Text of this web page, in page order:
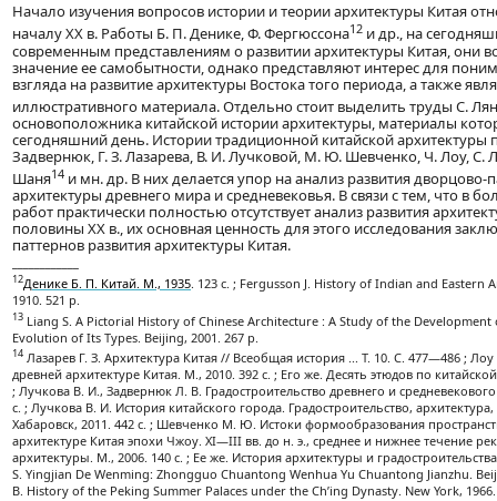
Начало изучения вопросов истории и теории архитектуры Китая
началу XX в. Работы Б. П. Денике, Ф. Фергюссона12 и др., на
современным представлениям о развитии архитектуры Китая,
значение ее самобытности, однако представляют интерес для
взгляда на развитие архитектуры Востока того периода, а также
иллюстративного материала. Отдельно стоит выделить труды С.
основоположника китайской истории архитектуры, материалы
сегодняшний день. Истории традиционной китайской
Задвернюк, Г. З. Лазарева, В. И. Лучковой, М. Ю. Шевченко, Ч. Лоу, С.
Шаня14 и мн. др. В них делается упор на анализ развития дворцово-
архитектуры древнего мира и средневековья. В связи с тем, что в
работ практически полностью отсутствует анализ развития
половины XX в., их основная ценность для этого исследования
паттернов развития архитектуры Китая.
12Денике Б. П. Китай. М., 1935 . 123 с. ; Fergusson J. History of Indian and Eastern
1910. 521 p.
13 Liang S. A Pictorial History of Chinese Architecture : A Study of the
Evolution of Its Types. Beijing, 2001. 267 p.
14 Лазарев Г. З. Архитектура Китая // Всеобщая история ... Т. 10. С. 477—486 ;
древней архитектуре Китая. М., 2010. 392 с. ; Его же. Десять этюдов по
; Лучкова В. И., Задвернюк Л. В. Градостроительство древнего и
с. ; Лучкова В. И. История китайского города. Градостроительство,
Хабаровск, 2011. 442 с. ; Шевченко М. Ю. Истоки формообразования
архитектуре Китая эпохи Чжоу. XI—III вв. до н. э., среднее и нижнее течение
архитектуры. М., 2006. 140 с. ; Ее же. История архитектуры и
S. Yingjian De Wenming: Zhongguo Chuantong Wenhua Yu Chuantong Jianzhu.
B. History of the Peking Summer Palaces under the Ch’ing Dynasty. New York,